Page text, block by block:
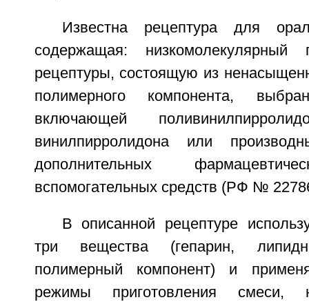
Известна рецептура для
содержащая:
рецептуры, состоящую из
полимерного компонента,
включающей
винилпирролидона или
дополнительных
вспомогательных средств (РФ №
В описанной рецептуре
три вещества (гепарин,
полимерный компонент) и
режимы приготовления смеси,